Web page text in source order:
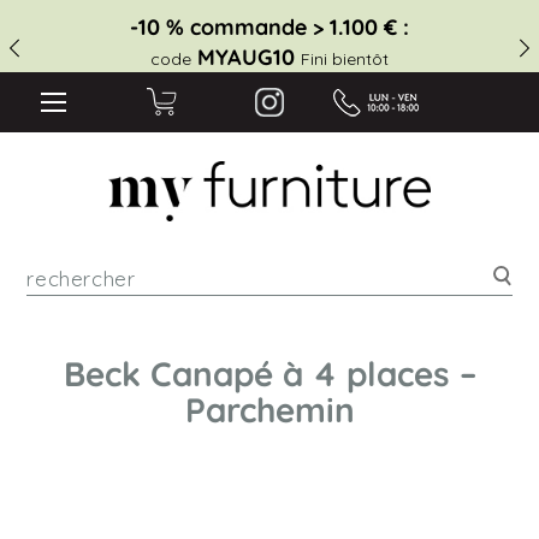
-10 % commande > 1.100 € :
code MYAUG10 Fini bientôt
Beck Canapé à 4 places –
Parchemin